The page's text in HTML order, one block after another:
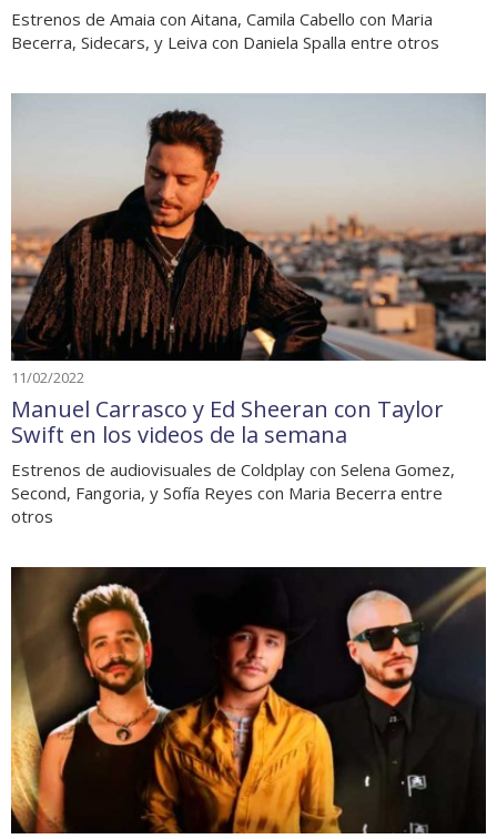
Estrenos de Amaia con Aitana, Camila Cabello con Maria
Becerra, Sidecars, y Leiva con Daniela Spalla entre otros
11/02/2022
Manuel Carrasco y Ed Sheeran con Taylor
Swift en los videos de la semana
Estrenos de audiovisuales de Coldplay con Selena Gomez,
Second, Fangoria, y Sofía Reyes con Maria Becerra entre
otros